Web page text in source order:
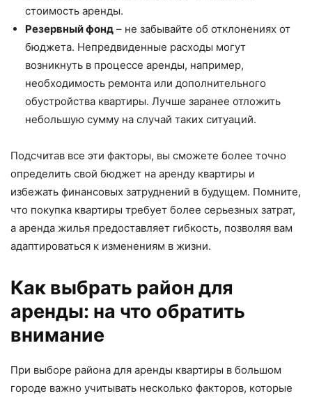
стоимость аренды.
Резервный фонд – не забывайте об отклонениях от
бюджета. Непредвиденные расходы могут
возникнуть в процессе аренды, например,
необходимость ремонта или дополнительного
обустройства квартиры. Лучше заранее отложить
небольшую сумму на случай таких ситуаций.
Подсчитав все эти факторы, вы сможете более точно
определить свой бюджет на аренду квартиры и
избежать финансовых затруднений в будущем. Помните,
что покупка квартиры требует более серьезных затрат,
а аренда жилья предоставляет гибкость, позволяя вам
адаптироваться к изменениям в жизни.
Как выбрать район для
аренды: на что обратить
внимание
При выборе района для аренды квартиры в большом
городе важно учитывать несколько факторов, которые